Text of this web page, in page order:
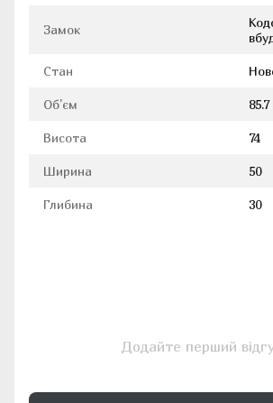
Замок
Стан
Об'єм 85.7
Висота 74
Ширина 50
Глибина 30
Додайте перший